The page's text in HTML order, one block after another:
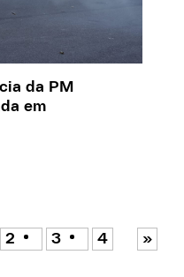
da PM
em
2 3 4 »